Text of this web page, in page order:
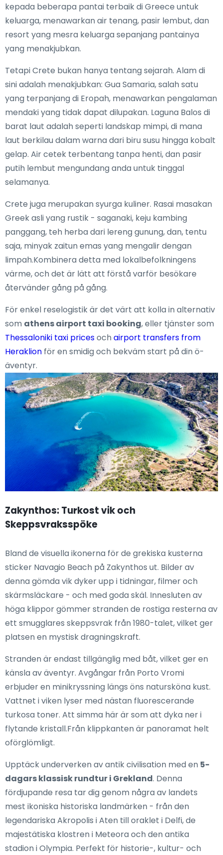
kepada beberapa pantai terbaik di Greece untuk
keluarga, menawarkan air tenang, pasir lembut, dan
resort yang mesra keluarga sepanjang pantainya
yang menakjubkan.
Tetapi Crete bukan hanya tentang sejarah. Alam di
sini adalah menakjubkan: Gua Samaria, salah satu
yang terpanjang di Eropah, menawarkan pengalaman
mendaki yang tidak dapat dilupakan. Laguna Balos di
barat laut adalah seperti landskap mimpi, di mana
laut berkilau dalam warna dari biru susu hingga kobalt
gelap. Air cetek terbentang tanpa henti, dan pasir
putih lembut mengundang anda untuk tinggal
selamanya.
Crete juga merupakan syurga kuliner. Rasai masakan
Greek asli yang rustik - saganaki, keju kambing
panggang, teh herba dari lereng gunung, dan, tentu
saja, minyak zaitun emas yang mengalir dengan
limpah.Kombinera detta med lokalbefolkningens
värme, och det är lätt att förstå varför besökare
återvänder gång på gång.
För enkel reselogistik är det värt att kolla in alternativ
som athens airport taxi booking, eller tjänster som
Thessaloniki taxi pricesochairport transfers from
Heraklion för en smidig och bekväm start på din ö-
äventyr.
Zakynthos: Turkost vik och
Skeppsvraksspöke
Bland de visuella ikonerna för de grekiska kusterna
sticker Navagio Beach på Zakynthos ut. Bilder av
denna gömda vik dyker upp i tidningar, filmer och
skärmsläckare - och med goda skäl. Innesluten av
höga klippor gömmer stranden de rostiga resterna av
ett smugglares skeppsvrak från 1980-talet, vilket ger
platsen en mystisk dragningskraft.
Stranden är endast tillgänglig med båt, vilket ger en
känsla av äventyr. Avgångar från Porto Vromi
erbjuder en minikryssning längs öns natursköna kust.
Vattnet i viken lyser med nästan fluorescerande
turkosa toner. Att simma här är som att dyka ner i
flytande kristall.Från klippkanten är panoramat helt
oförglömligt.
Upptäck underverken av antik civilisation med en 5-
dagars klassisk rundtur i Grekland. Denna
fördjupande resa tar dig genom några av landets
mest ikoniska historiska landmärken - från den
legendariska Akropolis i Aten till oraklet i Delfi, de
majestätiska klostren i Meteora och den antika
stadion i Olympia. Perfekt för historie-, kultur- och